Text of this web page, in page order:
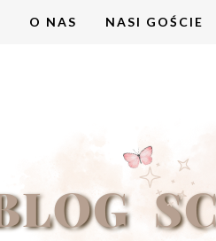
O NAS NASI GOŚCIE